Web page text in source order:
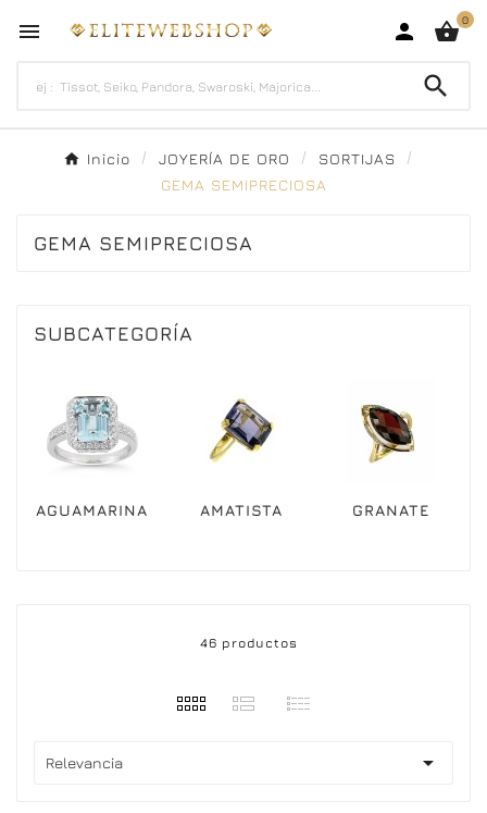
  0

Inicio JOYERÍA DE ORO
SORTIJAS
GEMA SEMIPRECIOSA
GEMA SEMIPRECIOSA
SUBCATEGORÍA
AGUAMARINA AMATISTA GRANATE
46 productos
Relevancia 